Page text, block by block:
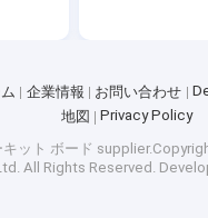
企業情報 お問い合わせ
地図
Privacy Policy
ット ボード
All Rights Reserved.